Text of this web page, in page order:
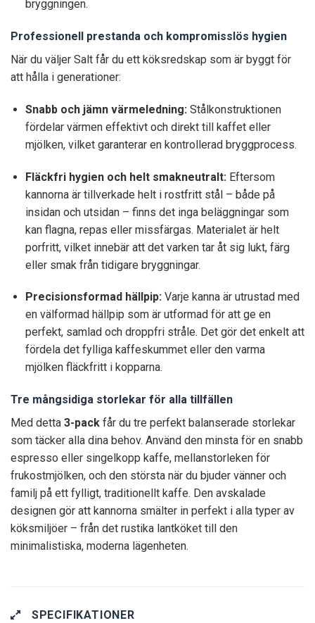
bryggningen.
Professionell prestanda och kompromisslös hygien
När du väljer Salt får du ett köksredskap som är byggt för
att hålla i generationer:
Snabb och jämn värmeledning:Stålkonstruktionen
fördelar värmen effektivt och direkt till kaffet eller
mjölken, vilket garanterar en kontrollerad bryggprocess.
Fläckfri hygien och helt smakneutralt: Eftersom
kannorna är tillverkade helt i rostfritt stål – både på
insidan och utsidan – finns det inga beläggningar som
kan flagna, repas eller missfärgas. Materialet är helt
porfritt, vilket innebär att det varken tar åt sig lukt, färg
eller smak från tidigare bryggningar.
Precisionsformad hällpip:Varje kanna är utrustad med
en välformad hällpip som är utformad för att ge en
perfekt, samlad och droppfri stråle. Det gör det enkelt att
fördela det fylliga kaffeskummet eller den varma
mjölken fläckfritt i kopparna.
Tre mångsidiga storlekar för alla tillfällen
Med detta 3-pack får du tre perfekt balanserade storlekar
som täcker alla dina behov. Använd den minsta för en snabb
espresso eller singelkopp kaffe, mellanstorleken för
frukostmjölken, och den största när du bjuder vänner och
familj på ett fylligt, traditionellt kaffe. Den avskalade
designen gör att kannorna smälter in perfekt i alla typer av
köksmiljöer – från det rustika lantköket till den
minimalistiska, moderna lägenheten.
SPECIFIKATIONER